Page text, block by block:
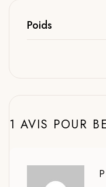
Poids
1 AVIS POUR